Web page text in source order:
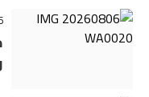
6 أغسطس